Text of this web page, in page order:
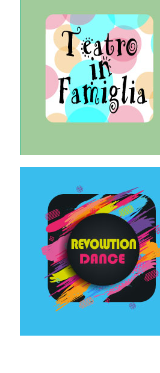
Teatro in famiglia
Teatro In Famiglia è una
rassegna di teatro concepita
per far condividere e godere
del teatro all’intera famiglia.
Continua
Revolution Dance
Rassegna di danza
contemporanea – I Edizione
Continua